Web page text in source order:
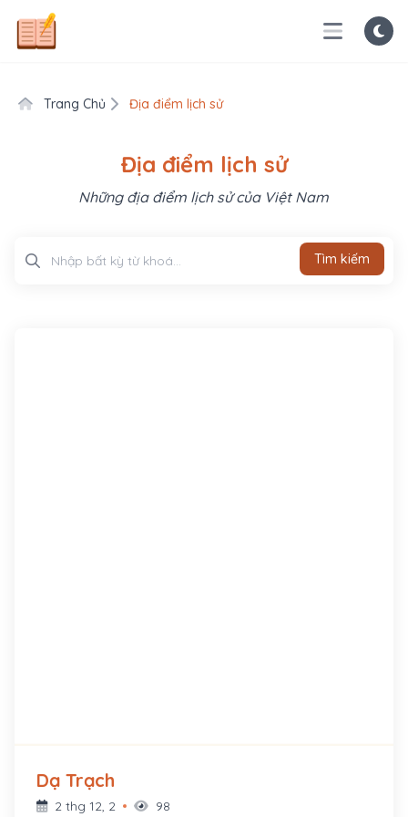
Trang Chủ Địa điểm lịch sử
Địa điểm lịch sử
Những địa điểm lịch sử của Việt Nam
Tìm kiếm
Dạ Trạch
2 thg 12, 2 98